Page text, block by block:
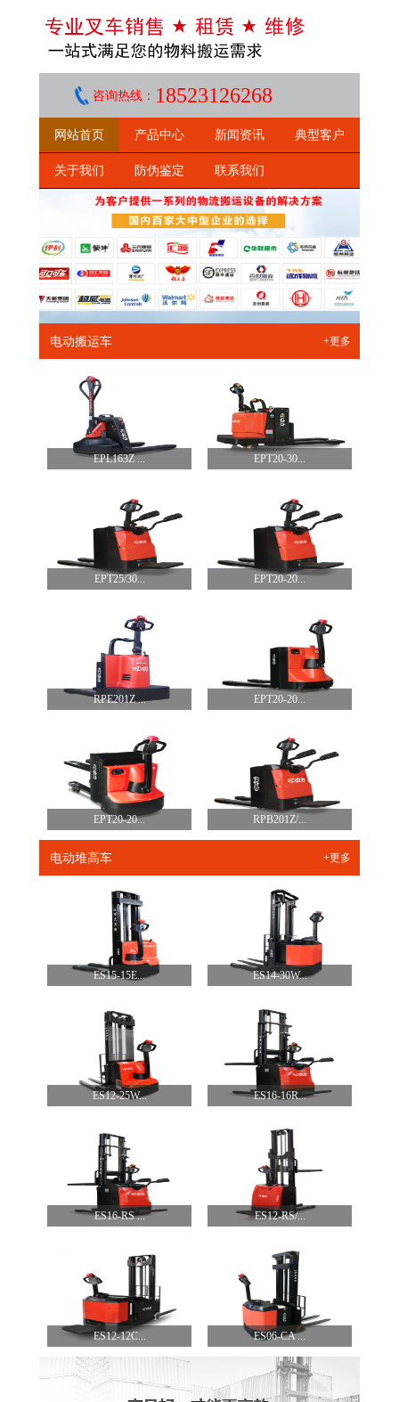
咨询热线： 18523126268
网站首页 产品中心 新闻资讯 典型客户
关于我们 防伪鉴定 联系我们
电动搬运车 +更多
EPL163Z ... EPT20-30...
EPT25/30... EPT20-20...
RPE201Z ... EPT20-20...
EPT20-20... RPB201Z/...
电动堆高车 +更多
ES15-15E... ES14-30W...
ES12-25W... ES16-16R...
ES16-RS ... ES12-RS/...
ES12-12C... ES06-CA ...